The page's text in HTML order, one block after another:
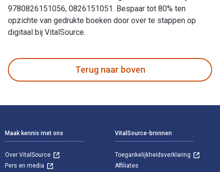
9780826151056, 0826151051. Bespaar tot 80% ten
opzichte van gedrukte boeken door over te stappen op
digitaal bij VitalSource.
Terug naar boven
Maak kennis met ons
Over VitalSource
Pers en media
VitalSource-bronnen
Toegankelijkheidsverklaring
Affiliates